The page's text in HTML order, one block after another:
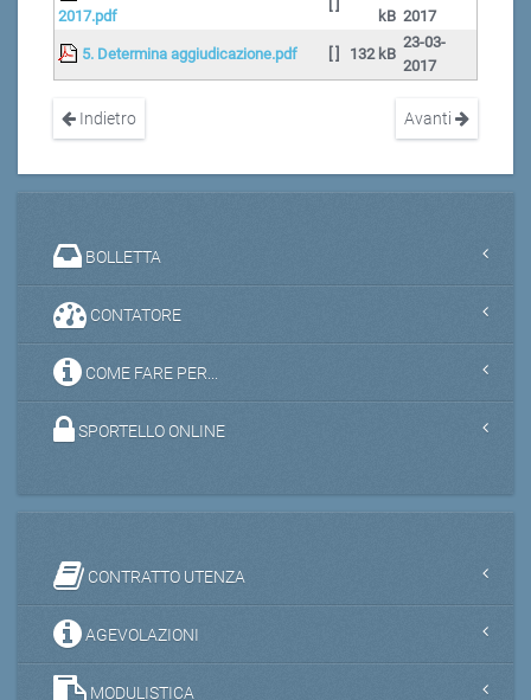
2017.pdf
kB 2017
5. Determina aggiudicazione.pdf 132 kB
23-03-
2017
Indietro Avanti
BOLLETTA
CONTATORE
COME FARE PER...
SPORTELLO ONLINE
CONTRATTO UTENZA
AGEVOLAZIONI
MODULISTICA